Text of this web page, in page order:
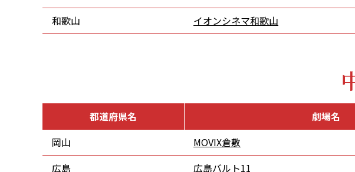
和歌山
イオンシネマ和歌山
都道府県名
劇場名
岡山
MOVIX倉敷
広島
広島バルト11